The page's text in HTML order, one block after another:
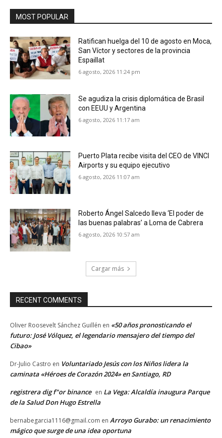
MOST POPULAR
Ratifican huelga del 10 de agosto en Moca,
San Víctor y sectores de la provincia
Espaillat
6 agosto, 2026 11:24 pm
Se agudiza la crisis diplomática de Brasil
con EEUU y Argentina
6 agosto, 2026 11:17 am
Puerto Plata recibe visita del CEO de VINCI
Airports y su equipo ejecutivo
6 agosto, 2026 11:07 am
Roberto Ángel Salcedo lleva ‘El poder de
las buenas palabras’ a Loma de Cabrera
6 agosto, 2026 10:57 am
Cargar más
RECENT COMMENTS
Oliver Roosevelt Sánchez Guillén en «50 años pronosticando el
futuro: José Vólquez, el legendario mensajero del tiempo del
Cibao»
Dr-Julio Castro en Voluntariado Jesús con los Niños lidera la
caminata «Héroes de Corazón 2024» en Santiago, RD
registrera dig f"or binance en La Vega: Alcaldía inaugura Parque
de la Salud Don Hugo Estrella
bernabegarcia1116@gmail.com en Arroyo Gurabo: un renacimiento
mágico que surge de una idea oportuna